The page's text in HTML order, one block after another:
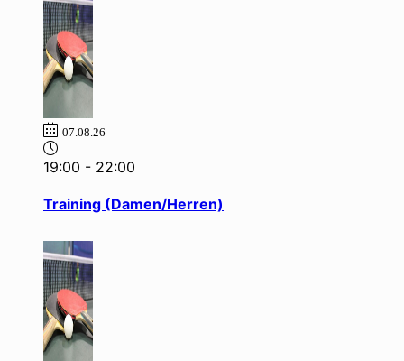
07.08.26
19:00 - 22:00
Training (Damen/Herren)